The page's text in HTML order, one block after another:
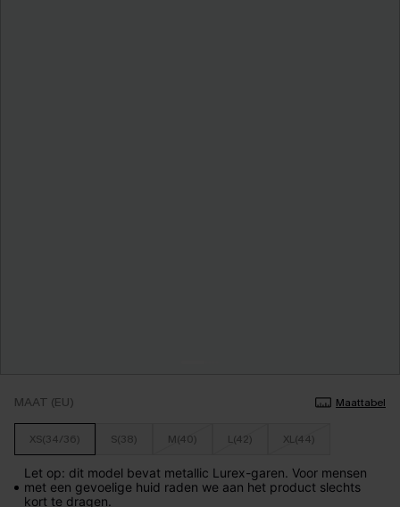
MAAT (EU) Maattabel
XS(34/36) S(38) M(40) L(42) XL(44)
Let op: dit model bevat metallic Lurex-garen. Voor mensen
met een gevoelige huid raden we aan het product slechts
kort te dragen.